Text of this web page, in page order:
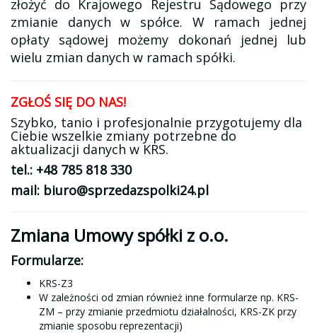
złożyć do Krajowego Rejestru Sądowego przy
zmianie danych w spółce. W ramach jednej
opłaty sądowej możemy dokonań jednej lub
wielu zmian danych w ramach spółki.
ZGŁOŚ SIĘ DO NAS!
Szybko, tanio i profesjonalnie przygotujemy dla
Ciebie wszelkie zmiany potrzebne do
aktualizacji danych w KRS.
tel.: +48 785 818 330
mail: biuro@sprzedazspolki24.pl
Zmiana Umowy spółki z o.o.
Formularze:
KRS-Z3
W zależności od zmian również inne formularze np. KRS-
ZM – przy zmianie przedmiotu działalności, KRS-ZK przy
zmianie sposobu reprezentacji)